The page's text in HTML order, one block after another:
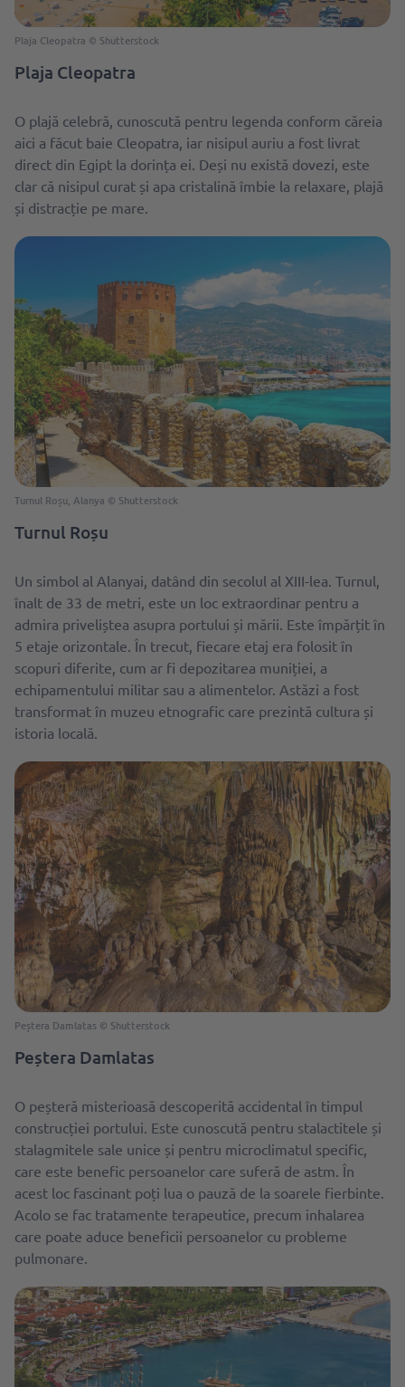
Plaja Cleopatra © Shutterstock
Plaja Cleopatra
O plajă celebră, cunoscută pentru legenda conform căreia
aici a făcut baie Cleopatra, iar nisipul auriu a fost livrat
direct din Egipt la dorința ei. Deși nu există dovezi, este
clar că nisipul curat și apa cristalină îmbie la relaxare, plajă
și distracție pe mare.
Turnul Roșu, Alanya © Shutterstock
Turnul Roșu
Un simbol al Alanyai, datând din secolul al XIII-lea. Turnul,
înalt de 33 de metri, este un loc extraordinar pentru a
admira priveliștea asupra portului și mării. Este împărțit în
5 etaje orizontale. În trecut, fiecare etaj era folosit în
scopuri diferite, cum ar fi depozitarea muniției, a
echipamentului militar sau a alimentelor. Astăzi a fost
transformat în muzeu etnografic care prezintă cultura și
istoria locală.
Peștera Damlatas © Shutterstock
Peștera Damlatas
O peșteră misterioasă descoperită accidental în timpul
construcției portului. Este cunoscută pentru stalactitele și
stalagmitele sale unice și pentru microclimatul specific,
care este benefic persoanelor care suferă de astm. În
acest loc fascinant poți lua o pauză de la soarele fierbinte.
Acolo se fac tratamente terapeutice, precum inhalarea
care poate aduce beneficii persoanelor cu probleme
pulmonare.